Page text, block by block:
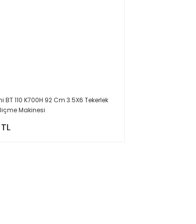
BT 110 K700H 92 Cm 3.5X6 Tekerlek
Makinesi